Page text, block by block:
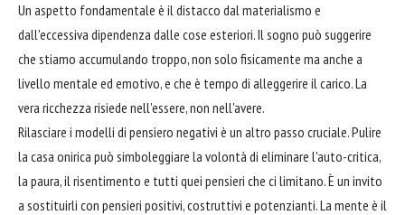
Un aspetto fondamentale è il distacco dal materialismo e
dall'eccessiva dipendenza dalle cose esteriori. Il sogno può suggerire
che stiamo accumulando troppo, non solo fisicamente ma anche a
livello mentale ed emotivo, e che è tempo di alleggerire il carico. La
vera ricchezza risiede nell'essere, non nell'avere.
Rilasciare i modelli di pensiero negativi è un altro passo cruciale. Pulire
la casa onirica può simboleggiare la volontà di eliminare l'auto-critica,
la paura, il risentimento e tutti quei pensieri che ci limitano. È un invito
a sostituirli con pensieri positivi, costruttivi e potenzianti. La mente è il